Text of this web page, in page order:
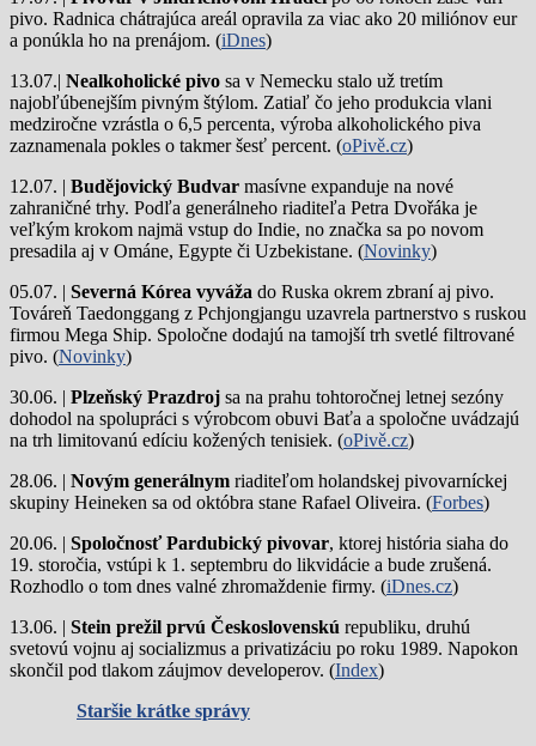
pivo. Radnica chátrajúca areál opravila za viac ako 20 miliónov eur
a ponúkla ho na prenájom. (iDnes)
13.07.| Nealkoholické pivo sa v Nemecku stalo už tretím
najobľúbenejším pivným štýlom. Zatiaľ čo jeho produkcia vlani
medziročne vzrástla o 6,5 percenta, výroba alkoholického piva
zaznamenala pokles o takmer šesť percent. (oPivě.cz)
12.07. | Budějovický Budvar masívne expanduje na nové
zahraničné trhy. Podľa generálneho riaditeľa Petra Dvořáka je
veľkým krokom najmä vstup do Indie, no značka sa po novom
presadila aj v Ománe, Egypte či Uzbekistane. (Novinky)
05.07. | Severná Kórea vyváža do Ruska okrem zbraní aj pivo.
Továreň Taedonggang z Pchjongjangu uzavrela partnerstvo s ruskou
firmou Mega Ship. Spoločne dodajú na tamojší trh svetlé filtrované
pivo. (Novinky)
30.06. | Plzeňský Prazdroj sa na prahu tohtoročnej letnej sezóny
dohodol na spolupráci s výrobcom obuvi Baťa a spoločne uvádzajú
na trh limitovanú edíciu kožených tenisiek. (oPivě.cz)
28.06. | Novým generálnym riaditeľom holandskej pivovarníckej
skupiny Heineken sa od októbra stane Rafael Oliveira. (Forbes)
20.06. | Spoločnosť Pardubický pivovar, ktorej história siaha do
19. storočia, vstúpi k 1. septembru do likvidácie a bude zrušená.
Rozhodlo o tom dnes valné zhromaždenie firmy. (iDnes.cz)
13.06. | Stein prežil prvú Československú republiku, druhú
svetovú vojnu aj socializmus a privatizáciu po roku 1989. Napokon
skončil pod tlakom záujmov developerov. (Index)
Staršie krátke správy